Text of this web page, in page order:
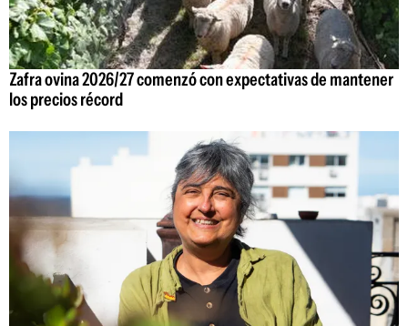
Zafra ovina 2026/27 comenzó con expectativas de mantener
los precios récord